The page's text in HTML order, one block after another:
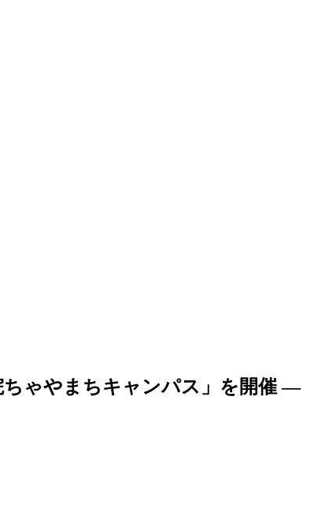
ゃやまちキャンパス」を開催 —